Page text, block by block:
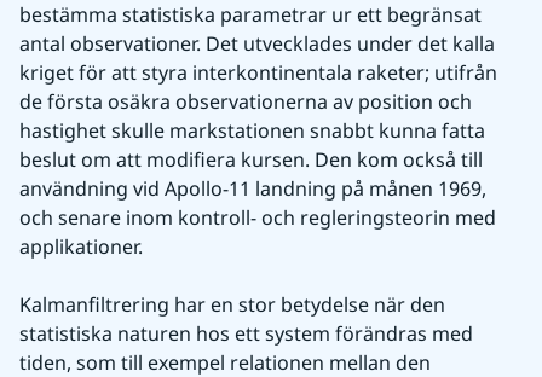
bestämma statistiska parametrar ur ett begränsat
antal observationer. Det utvecklades under det kalla
kriget för att styra interkontinentala raketer; utifrån
de första osäkra observationerna av position och
hastighet skulle markstationen snabbt kunna fatta
beslut om att modifiera kursen. Den kom också till
användning vid Apollo-11 landning på månen 1969,
och senare inom kontroll- och regleringsteorin med
applikationer.
Kalmanfiltrering har en stor betydelse när den
statistiska naturen hos ett system förändras med
tiden, som till exempel relationen mellan den